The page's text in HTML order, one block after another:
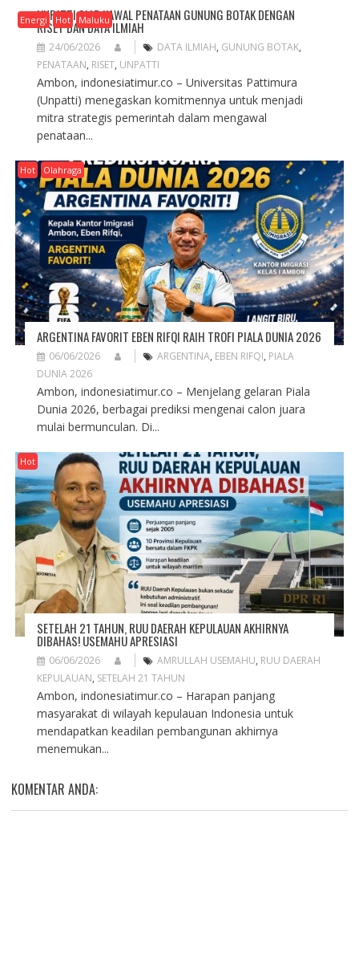
G
A
Energi Hot Maluku
UNPATTI SIAP KAWAL PENATAAN GUNUNG BOTAK DENGAN
RISET DAN DATA ILMIAH
24/06/2026 DATA ILMIAH, GUNUNG BOTAK,
PENATAAN, RISET, UNPATTI
Ambon, indonesiatimur.co – Universitas Pattimura
(Unpatti) menegaskan komitmennya untuk menjadi
mitra strategis pemerintah dalam mengawal
penataan...
Hot Olahraga
ARGENTINA FAVORIT EBEN RIFQI RAIH TROFI PIALA DUNIA 2026
06/06/2026 ARGENTINA, EBEN RIFQI, PIALA
DUNIA 2026
Ambon, indonesiatimur.co – Menjelang gelaran Piala
Dunia 2026, berbagai prediksi mengenai calon juara
mulai bermunculan. Di...
Hot
SETELAH 21 TAHUN, RUU DAERAH KEPULAUAN AKHIRNYA
DIBAHAS! USEMAHU APRESIASI
06/06/2026 AMRULLAH USEMAHU, RUU DAERAH
KEPULAUAN, SETELAH 21 TAHUN
Ambon, indonesiatimur.co – Harapan panjang
masyarakat di wilayah kepulauan Indonesia untuk
mendapatkan keadilan pembangunan akhirnya
menemukan...
KOMENTAR ANDA: